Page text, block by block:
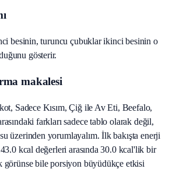
besinin, turuncu çubuklar ikinci besinin o
gösterir.
makalesi
Sadece Kısım, Çiğ ile Av Eti, Beefalo,
farkları sadece tablo olarak değil,
üzerinden yorumlayalım. İlk bakışta enerji
kcal değerleri arasında 30.0 kcal'lik bir
görünse bile porsiyon büyüdükçe etkisi